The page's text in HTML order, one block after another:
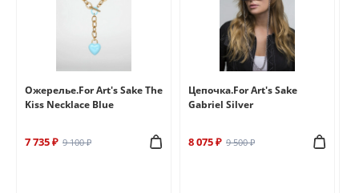
Ожерелье.For Art's Sake The
Kiss Necklace Blue
7 735 ₽ 9 100 ₽
Цепочка.For Art's Sake
Gabriel Silver
8 075 ₽ 9 500 ₽